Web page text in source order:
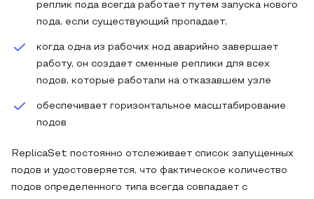
реплик пода всегда работает путем запуска нового
пода, если существующий пропадает;
когда одна из рабочих нод аварийно завершает
работу, он создает сменные реплики для всех
подов, которые работали на отказавшем узле
обеспечивает горизонтальное масштабирование
подов
ReplicaSet постоянно отслеживает список запущенных
подов и удостоверяется, что фактическое количество
подов определенного типа всегда совпадает с